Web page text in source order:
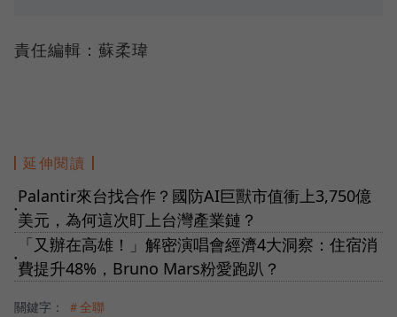
責任編輯：蘇柔瑋
延伸閱讀
●
Palantir來台找合作？國防AI巨獸市值衝上3,750億
美元，為何這次盯上台灣產業鏈？
●
「又辦在高雄！」解密演唱會經濟4大洞察：住宿消
費提升48%，Bruno Mars粉愛跑趴？
關鍵字： ＃全聯